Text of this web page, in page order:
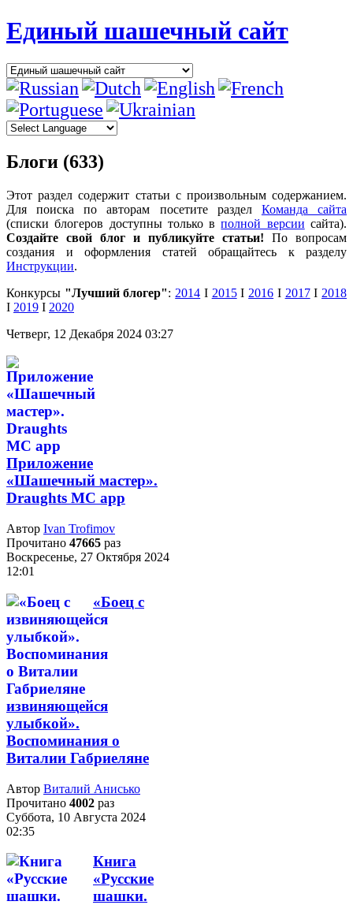
Единый шашечный сайт
Блоги (633)
Этот раздел содержит статьи с произвольным содержанием.
Для поиска по авторам посетите раздел Команда сайта
(списки блогеров доступны только вполной версии сайта).
Создайте свой блог и публикуйте статьи! По вопросам
создания и оформления статей обращайтесь к разделу
Инструкции.
Конкурсы "Лучший блогер": 2014 I 2015I 2016 I 2017I 2018
I 2019 I 2020
Четверг, 12 Декабря 2024 03:27
Приложение
«Шашечный мастер».
Draughts MC app
Автор Ivan Trofimov
Прочитано 47665 раз
Воскресенье, 27 Октября 2024
12:01
«Боец с
извиняющейся
улыбкой».
Воспоминания о
Виталии Габриеляне
Автор Виталий Анисько
Прочитано 4002 раз
Суббота, 10 Августа 2024
02:35
Книга
«Русские
шашки.